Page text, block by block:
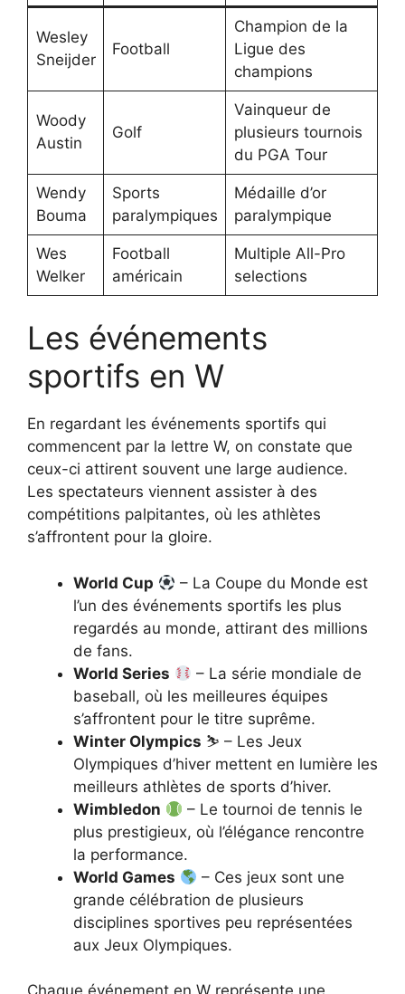
Wesley
Sneijder
Football
Champion de la
Ligue des
champions
Woody
Austin
Golf
Vainqueur de
plusieurs tournois
du PGA Tour
Wendy
Bouma
Sports
paralympiques
Médaille d’or
paralympique
Wes
Welker
Football
américain
Multiple All-Pro
selections
Les événements
sportifs en W
En regardant les événements sportifs qui
commencent par la lettre W, on constate que
ceux-ci attirent souvent une large audience.
Les spectateurs viennent assister à des
compétitions palpitantes, où les athlètes
s’affrontent pour la gloire.
World Cup
– La Coupe du Monde est
l’un des événements sportifs les plus
regardés au monde, attirant des millions
de fans.
World Series
– La série mondiale de
baseball, où les meilleures équipes
s’affrontent pour le titre suprême.
Winter Olympics ⛷️ – Les Jeux
Olympiques d’hiver mettent en lumière les
meilleurs athlètes de sports d’hiver.
Wimbledon
– Le tournoi de tennis le
plus prestigieux, où l’élégance rencontre
la performance.
World Games
– Ces jeux sont une
grande célébration de plusieurs
disciplines sportives peu représentées
aux Jeux Olympiques.